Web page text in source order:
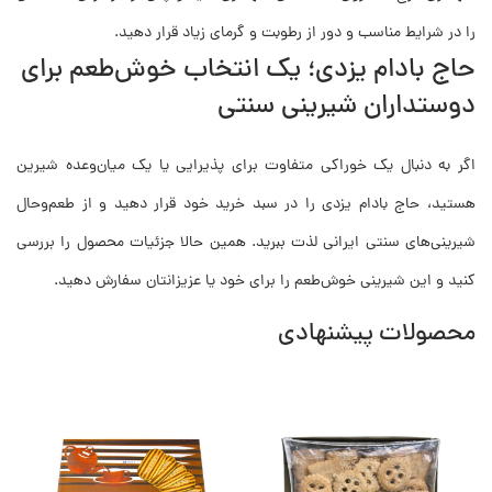
را در شرایط مناسب و دور از رطوبت و گرمای زیاد قرار دهید.
حاج بادام یزدی؛ یک انتخاب خوش‌طعم برای
دوستداران شیرینی سنتی
اگر به دنبال یک خوراکی متفاوت برای پذیرایی یا یک میان‌وعده شیرین
هستید، حاج بادام یزدی را در سبد خرید خود قرار دهید و از طعم‌وحال
شیرینی‌های سنتی ایرانی لذت ببرید. همین حالا جزئیات محصول را بررسی
کنید و این شیرینی خوش‌طعم را برای خود یا عزیزانتان سفارش دهید.
محصولات پیشنهادی